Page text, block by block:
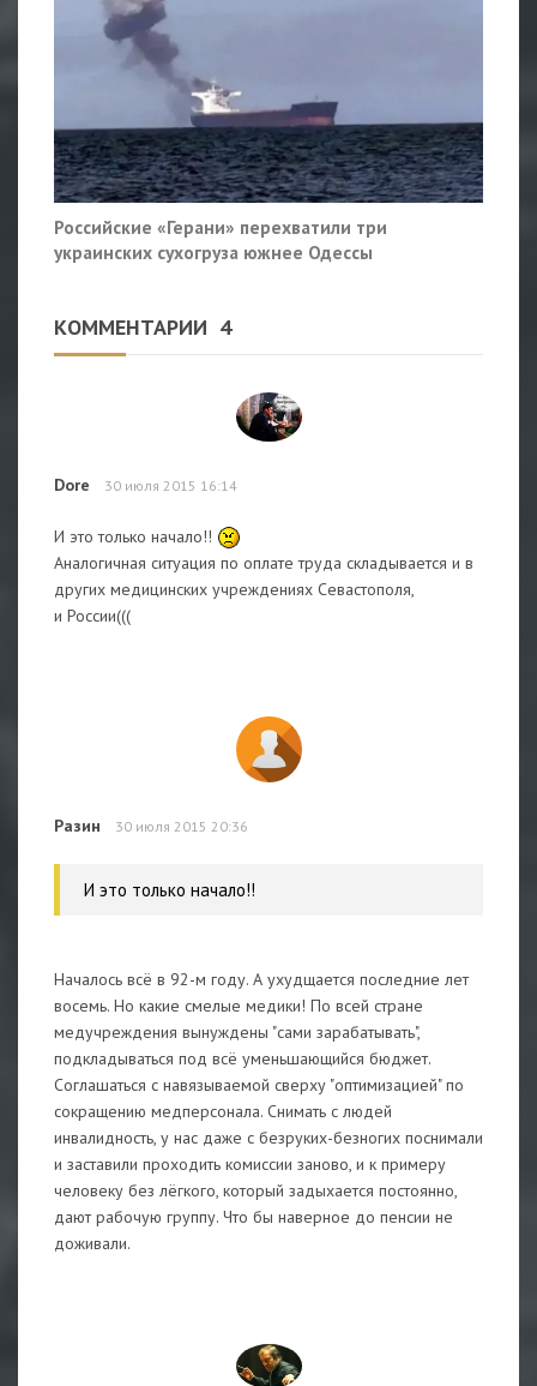
Российские «Герани» перехватили три
украинских сухогруза южнее Одессы
КОММЕНТАРИИ 4
Dore 30 июля 2015 16:14
И это только начало!!
Аналогичная ситуация по оплате труда складывается и в
других медицинских учреждениях Севастополя,
и России(((
Разин 30 июля 2015 20:36
И это только начало!!
Началось всё в 92-м году. А ухудщается последние лет
восемь. Но какие смелые медики! По всей стране
медучреждения вынуждены "сами зарабатывать",
подкладываться под всё уменьшающийся бюджет.
Соглашаться с навязываемой сверху "оптимизацией" по
сокращению медперсонала. Снимать с людей
инвалидность, у нас даже с безруких-безногих поснимали
и заставили проходить комиссии заново, и к примеру
человеку без лёгкого, который задыхается постоянно,
дают рабочую группу. Что бы наверное до пенсии не
доживали.